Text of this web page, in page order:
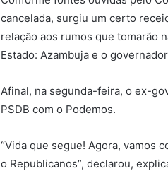
cancelada, surgiu um certo
relação aos rumos que tomarão
Estado: Azambuja e o
Afinal, na segunda-feira, o ex-
PSDB com o Podemos.
“Vida que segue! Agora, vamos
o Republicanos”, declarou,